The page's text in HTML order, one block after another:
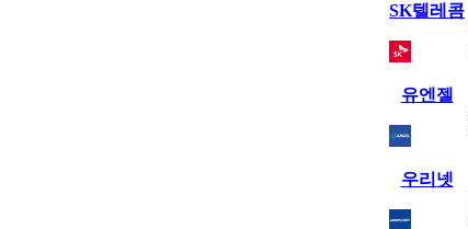
SK텔레콤
유엔젤
우리넷